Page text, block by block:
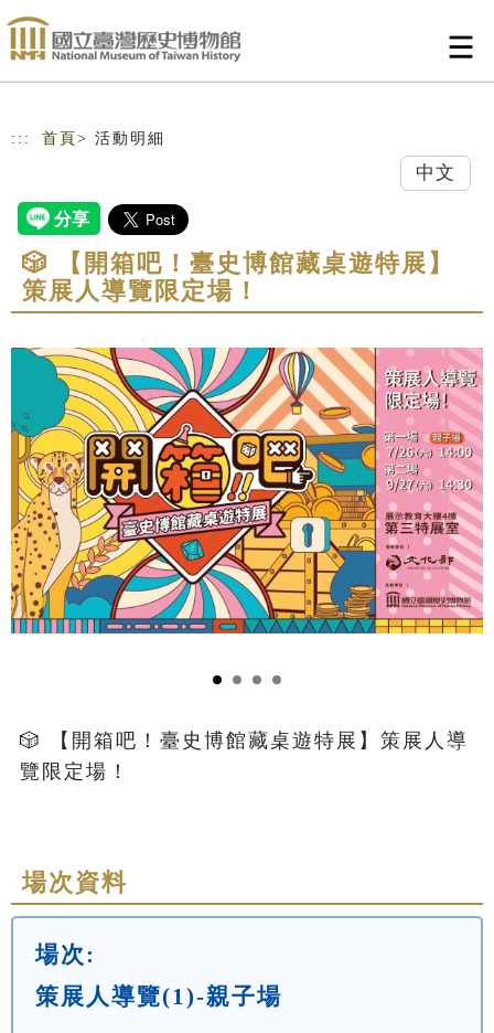
跳到主要內容
網站導覽
::: 首頁 > 活動明細
中文
🎲 【開箱吧！臺史博館藏桌遊特展】
策展人導覽限定場！
🎲 【開箱吧！臺史博館藏桌遊特展】策展人導
覽限定場！
場次資料
場次:
策展人導覽(1)-親子場